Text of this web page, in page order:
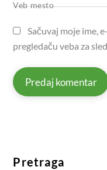
Veb mesto
Sačuvaj moje ime,
pregledaču veba za
Pretraga